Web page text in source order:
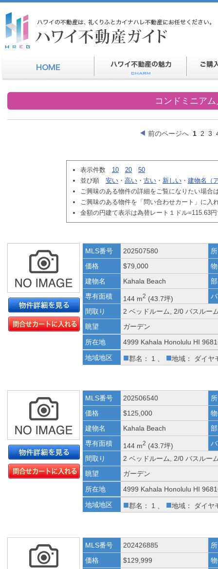
コンドミニア
前のページへ 1 2 3
表示件数 10 20
50
並び順 安い ・ 高い ・ 古い ・ 新しい ・ 建物名（
ご興味のある物件の詳細をご覧になりたい場合
ご興味のある物件を「問い合わせカート」に入
金額の円建て表示は為替レート１ドル=115.63
MLS番号 202507580
価格
$79,000
建物名
Kahala Beach
専有面積
144 m2 (43.7坪)
間取り
2 ベッドルーム, 2/0 バスルー
眺望
ガーデン
所在地
4999 Kahala Honolulu HI
地域地区
■郡名： 1 、 ■地域： ダイヤ
MLS番号 202506540
価格
$125,000
建物名
Kahala Beach
専有面積
144 m2 (43.7坪)
間取り
2 ベッドルーム, 2/0 バスルー
眺望
ガーデン
所在地
4999 Kahala Honolulu HI
地域地区
■郡名： 1 、 ■地域： ダイヤ
MLS番号 202426885
価格
$129,999